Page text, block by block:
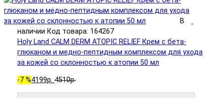
В
наличии Код товара: 164267
Holy Land CALM DERM ATOPIC RELIEF Крем с бета-
глюканом и медно-пептидным комплексом для ухода
за кожей со склонностью к атопии 50 мл
-7 %4199р. 4510р.